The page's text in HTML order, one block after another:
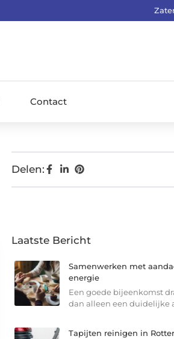
Contact
Delen:
Laatste Bericht
Samenwerken met
energie
Een goede bijeenkomst
dan alleen een duidelijke
Tapijten reinigen in